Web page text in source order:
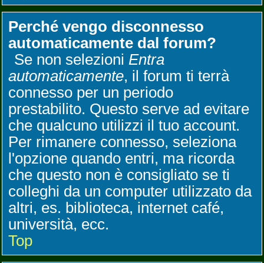
Perché vengo disconnesso
automaticamente dal forum?
Se non selezioni Entra
automaticamente, il forum ti terrà
connesso per un periodo
prestabilito. Questo serve ad evitare
che qualcuno utilizzi il tuo account.
Per rimanere connesso, seleziona
l'opzione quando entri, ma ricorda
che questo non è consigliato se ti
colleghi da un computer utilizzato da
altri, es. biblioteca, internet café,
università, ecc.
Top